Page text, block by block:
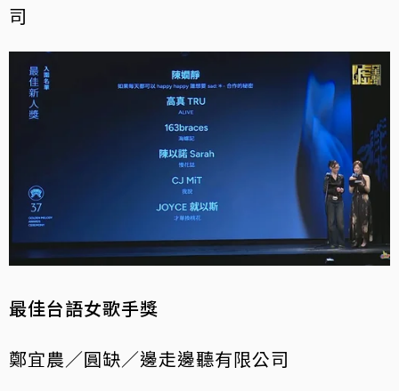
司
最佳台語女歌手獎
鄭宜農／圓缺／邊走邊聽有限公司